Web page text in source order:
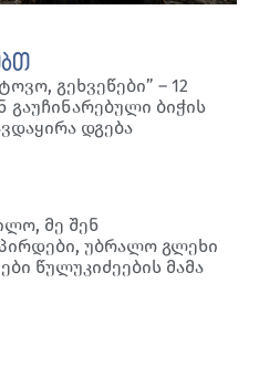
გეხვეწები” – 12
გაუჩინარებული ბიჭის
დგება
მე შენ
უბრალო გლეხი
წულუკიძეების მამა